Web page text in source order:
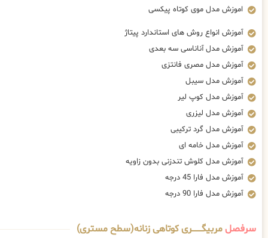
اموزش مدل موی کوتاه پیکسی
آموزش انواع روش های استاندارد پیتاژ
آموزش مدل آناناسی سه بعدی
آموزش مدل مصری فانتزی
آموزش مدل سیبل
آموزش مدل کوپ لیر
آموزش مدل لیزری
آموزش مدل گرد ترکیبی
آموزش مدل خامه ای
آموزش مدل کلوش تندزنی بدون زاویه
آموزش مدل فارا 45 درجه
آموزش مدل فارا 90 درجه
سرفصلمربیگــــــــری کوتاهی زنانه(سطح مستری)